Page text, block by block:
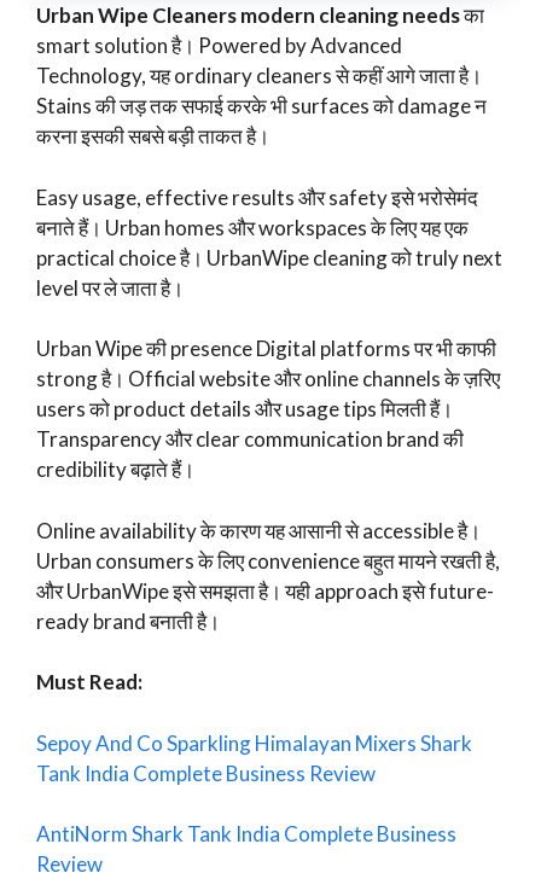
Urban Wipe Cleaners modern cleaning needsका
smart solution है। Powered by Advanced
Technology, यह ordinary cleaners से कहीं आगे जाता है।
Stains की जड़ तक सफाई करके भी surfaces को damage न
करना इसकी सबसे बड़ी ताकत है।
Easy usage, effective results और safety इसे भरोसेमंद
बनाते हैं। Urban homes और workspaces के लिए यह एक
practical choice है। UrbanWipe cleaning को truly next
level पर ले जाता है।
Urban Wipe की presence Digital platforms पर भी काफी
strong है। Official website और online channels के ज़रिए
users को product details और usage tips मिलती हैं।
Transparency और clear communication brand की
credibility बढ़ाते हैं।
Online availability के कारण यह आसानी से accessible है।
Urban consumers के लिए convenience बहुत मायने रखती है,
और UrbanWipe इसे समझता है। यही approach इसे future-
ready brand बनाती है।
Must Read:
Sepoy And Co Sparkling Himalayan Mixers Shark
Tank India Complete Business Review
AntiNorm Shark Tank India Complete Business
Review